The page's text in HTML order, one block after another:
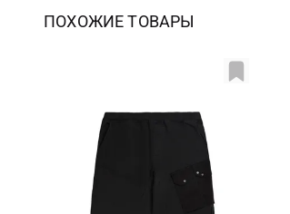
ПОХОЖИЕ ТОВАРЫ